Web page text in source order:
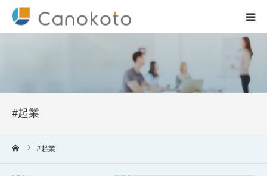
#起業
#起業
会社概要
ブログ